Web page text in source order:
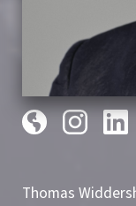
Thomas